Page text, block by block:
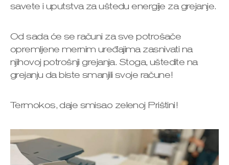
savete i uputstva za uštedu energije za grejanje.
Od sada će se računi za sve potrošače
opremljene mernim uređajima zasnivati na
njihovoj potrošnji grejanja. Stoga, uštedite na
grejanju da biste smanjili svoje račune!
Termokos, daje smisao zelenoj Prištini!